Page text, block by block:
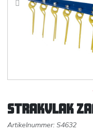
Strakvlak
Artikelnummer: S4632